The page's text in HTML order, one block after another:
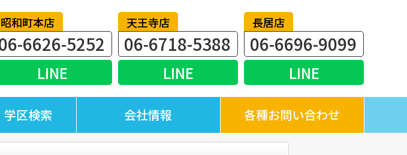
昭和町本店
6626-5252
LINE
天王寺店
06-6718-5388
LINE
長居店
06-6696-9099
LINE
学区検索 会社情報 各種お問い合わせ